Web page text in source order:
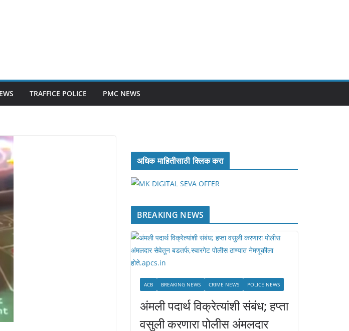
TRAFFICE POLICE PMC NEWS
अधिक माहितीसाठी क्लिक करा
BREAKING NEWS
ACB BREAKING NEWS CRIME NEWS POLICE NEWS
अंमली पदार्थ विक्रेत्यांशी संबंध; हप्ता
वसुली करणारा पोलीस अंमलदार